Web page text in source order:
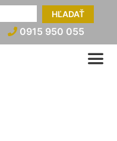
HĽADAŤ
0915 950 055